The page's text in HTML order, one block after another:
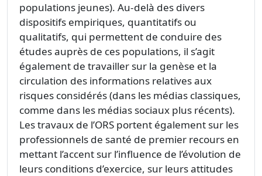
populations jeunes). Au‑delà des divers
dispositifs empiriques, quantitatifs ou
qualitatifs, qui permettent de conduire des
études auprès de ces populations, il s’agit
également de travailler sur la genèse et la
circulation des informations relatives aux
risques considérés (dans les médias classiques,
comme dans les médias sociaux plus récents).
Les travaux de l’ORS portent également sur les
professionnels de santé de premier recours en
mettant l’accent sur l’influence de l’évolution de
leurs conditions d’exercice, sur leurs attitudes